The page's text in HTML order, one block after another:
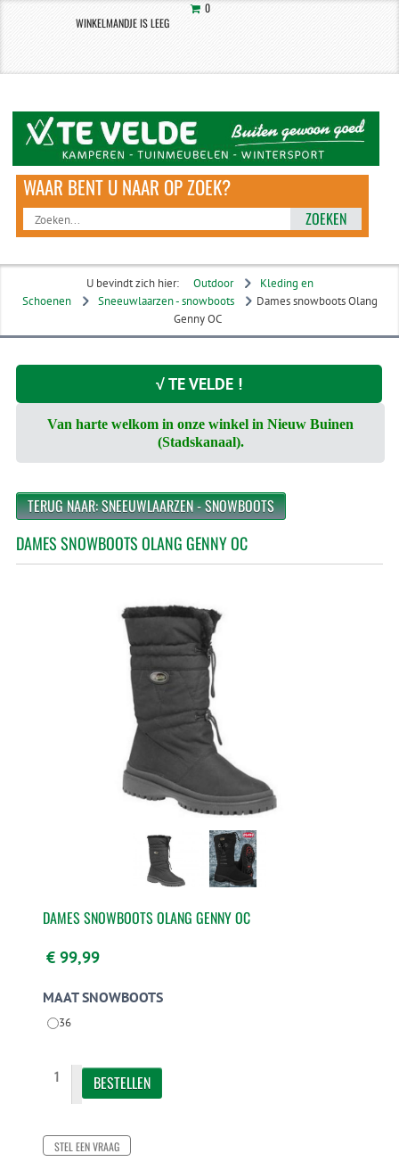
0
WINKELMANDJE IS LEEG
ZOEKEN
U bevindt zich hier: Outdoor
Kleding en
Schoenen
Sneeuwlaarzen - snowboots
Dames snowboots Olang
Genny OC
√ TE VELDE !
Van harte welkom in onze winkel in Nieuw Buinen
(Stadskanaal).
TERUG NAAR: SNEEUWLAARZEN - SNOWBOOTS
DAMES SNOWBOOTS OLANG GENNY OC
DAMES SNOWBOOTS OLANG GENNY OC
€ 99,99
MAAT SNOWBOOTS
36
STEL EEN VRAAG